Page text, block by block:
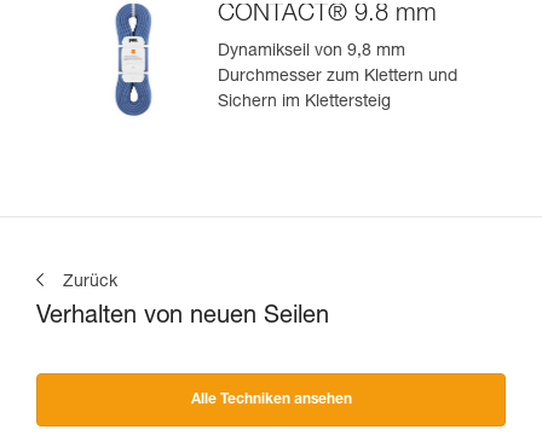
CONTACT® 9.8 mm
Dynamikseil von 9,8 mm
Durchmesser zum Klettern und
Sichern im Klettersteig
Zurück
Verhalten von neuen Seilen
Alle Techniken ansehen